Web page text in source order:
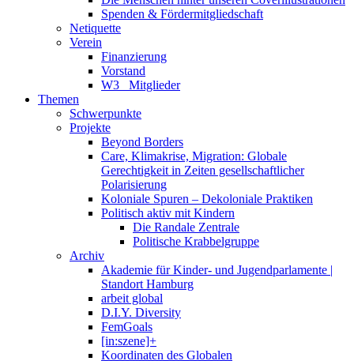
Spenden & Fördermitgliedschaft
Netiquette
Verein
Finanzierung
Vorstand
W3_ Mitglieder
Themen
Schwerpunkte
Projekte
Beyond Borders
Care, Klimakrise, Migration: Globale
Gerechtigkeit in Zeiten gesellschaftlicher
Polarisierung
Koloniale Spuren – Dekoloniale Praktiken
Politisch aktiv mit Kindern
Die Randale Zentrale
Politische Krabbelgruppe
Archiv
Akademie für Kinder- und Jugendparlamente |
Standort Hamburg
arbeit global
D.I.Y. Diversity
FemGoals
[in:szene]+
Koordinaten des Globalen